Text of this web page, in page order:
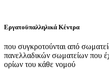
Εργατοϋπαλληλικά Κέντρα
που συγκροτούνται από
πανελλαδικών σωματείων που
ορίων του κάθε νομού